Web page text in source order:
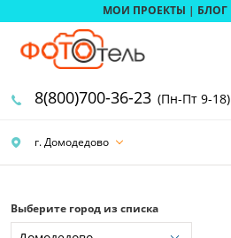
МОИ ПРОЕКТЫ | БЛОГ
г. Домодедово
8(800)700-36-23 (Пн-Пт 9-18)
Выберите город из списка